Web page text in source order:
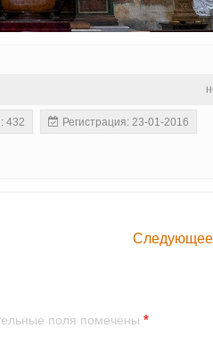
432 Регистрация: 23-01-2016
поля помечены*